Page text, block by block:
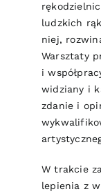
ludzkich
niej,
Warsztaty
i
widziany i
zdanie i
W trakcie
lepienia z